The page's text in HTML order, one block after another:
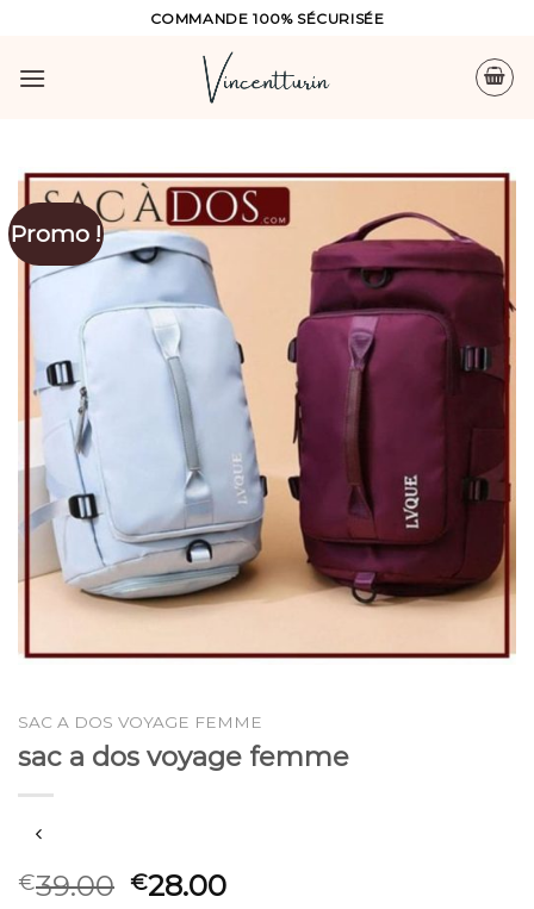
content
COMMANDE 100% SÉCURISÉE
Promo !
SAC A DOS VOYAGE FEMME
sac a dos voyage femme
€39.00 €28.00